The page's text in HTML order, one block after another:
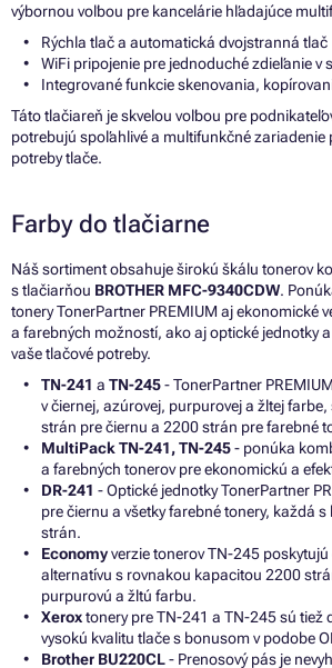
výbornou voľbou pre kancelárie hľadajúce
Rýchla tlač a automatická dvojstranná tlač
WiFi pripojenie pre jednoduché zdieľanie v
Integrované funkcie skenovania,
Táto tlačiareň je skvelou voľbou pre
potrebujú spoľahlivé a multifunkčné zariadenie
potreby tlače.
Farby do tlačiarne
Náš sortiment obsahuje širokú škálu tonerov
s tlačiarňou BROTHER MFC-9340CDW.
tonery TonerPartner PREMIUM aj ekonomické
a farebných možností, ako aj optické jednotky
vaše tlačové potreby.
TN-241 a TN-245- TonerPartner
v čiernej, azúrovej, purpurovej a žltej
strán pre čiernu a 2200 strán pre farebné
MultiPack TN-241, TN-245- ponúka
a farebných tonerov pre ekonomickú a
DR-241 - Optické jednotky TonerPartner
pre čiernu a všetky farebné tonery, každá
strán.
Economyverzie tonerov TN-245
alternatívu s rovnakou kapacitou 2200
purpurovú a žltú farbu.
Xeroxtonery pre TN-241 a TN-245 sú tiež
vysokú kvalitu tlače s bonusom v podobe
Brother BU220CL- Prenosový pás je